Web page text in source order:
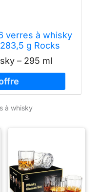
verres à whisky
g Rocks
bourbon,
et cocktails
vaisselle (6,
– 295 ml
à whisky